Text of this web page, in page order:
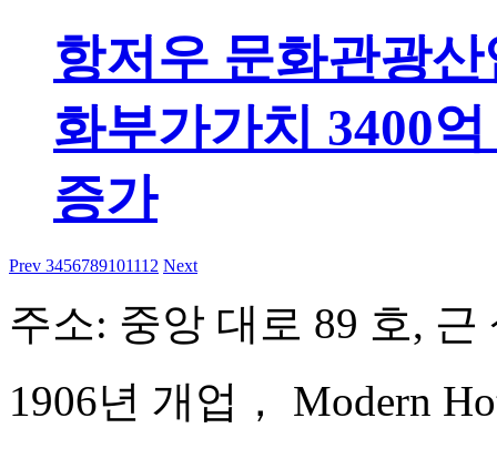
항저우 문화관광
화부가가치 3400
증가
Prev 3456789101112 Next
주소: 중앙 대로 89 호, 근
1906년 개업， Modern